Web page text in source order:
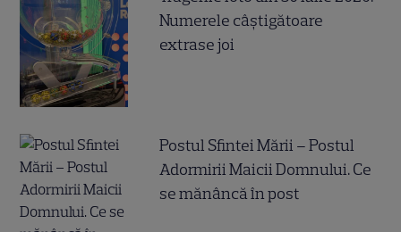
Numerele câştigătoare
extrase joi
Postul Sfintei Mării – Postul
Adormirii Maicii Domnului. Ce
se mănâncă în post